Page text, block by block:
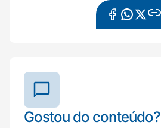
Gostou do conteúdo?